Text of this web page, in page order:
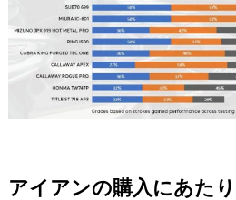
アイアンの購入にあたり